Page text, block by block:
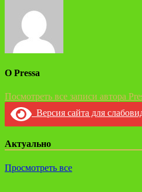
О Pressa
Посмотреть все записи автора
Версия сайта для
Актуально
Просмотреть все